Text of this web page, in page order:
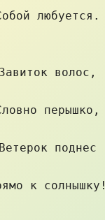
любуется.
Завиток волос,
перышко,
Ветерок поднес
к солнышку!